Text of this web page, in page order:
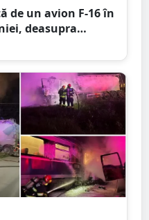
de un avion F-16 în
deasupra